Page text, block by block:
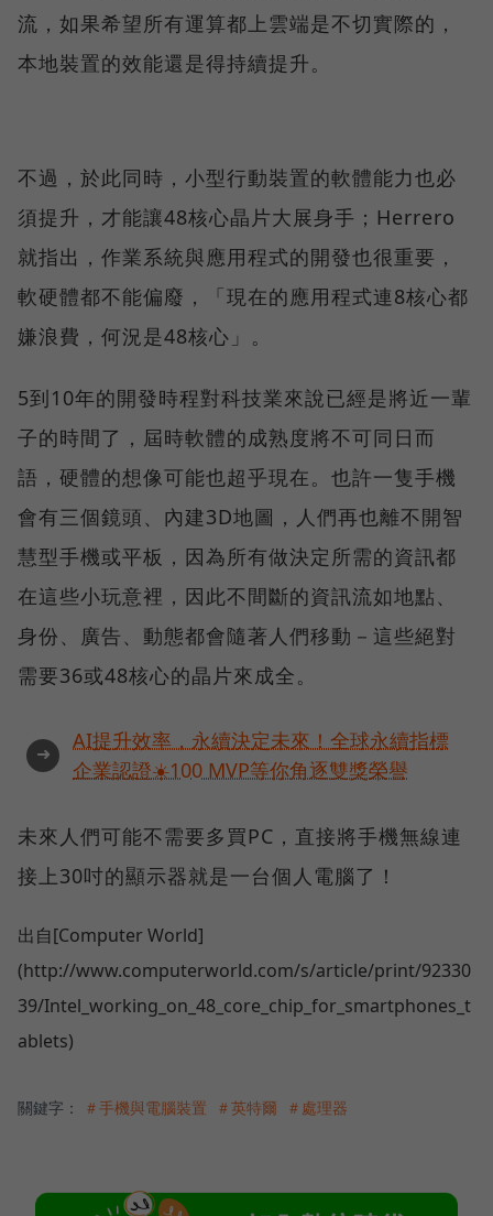
流，如果希望所有運算都上雲端是不切實際的，
本地裝置的效能還是得持續提升。
不過，於此同時，小型行動裝置的軟體能力也必
須提升，才能讓48核心晶片大展身手；Herrero
就指出，作業系統與應用程式的開發也很重要，
軟硬體都不能偏廢，「現在的應用程式連8核心都
嫌浪費，何況是48核心」。
5到10年的開發時程對科技業來說已經是將近一輩
子的時間了，屆時軟體的成熟度將不可同日而
語，硬體的想像可能也超乎現在。也許一隻手機
會有三個鏡頭、內建3D地圖，人們再也離不開智
慧型手機或平板，因為所有做決定所需的資訊都
在這些小玩意裡，因此不間斷的資訊流如地點、
身份、廣告、動態都會隨著人們移動－這些絕對
需要36或48核心的晶片來成全。
➜
AI提升效率，永續決定未來！全球永續指標
企業認證☀️100 MVP等你角逐雙獎榮譽
未來人們可能不需要多買PC，直接將手機無線連
接上30吋的顯示器就是一台個人電腦了！
出自[Computer World]
(http://www.computerworld.com/s/article/print/92330
39/Intel_working_on_48_core_chip_for_smartphones_t
ablets)
關鍵字： ＃手機與電腦裝置 ＃英特爾 ＃處理器